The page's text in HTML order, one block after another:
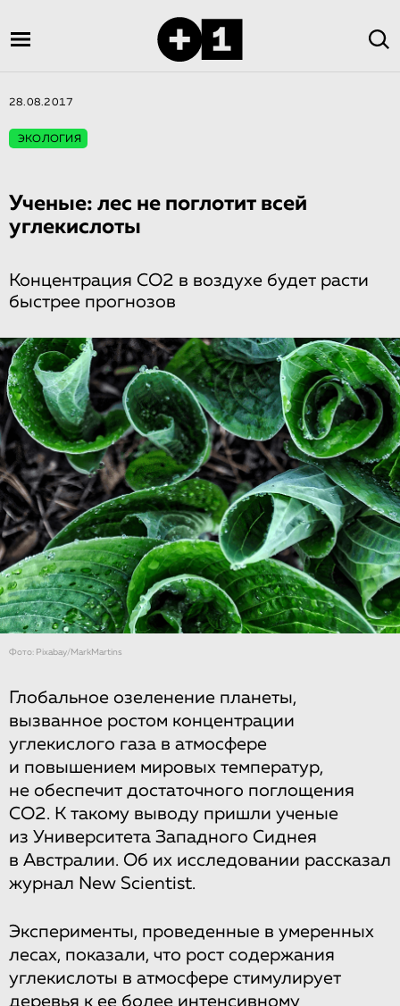
28.08.2017
ЭКОЛОГИЯ
Ученые: лес не поглотит всей
углекислоты
Концентрация CO2 в воздухе будет расти
быстрее прогнозов
Фото: Рixabay/MarkMartins
Глобальное озеленение планеты,
вызванное ростом концентрации
углекислого газа в атмосфере
и повышением мировых температур,
не обеспечит достаточного поглощения
СО2. К такому выводу пришли ученые
из Университета Западного Сиднея
в Австралии. Об их исследовании рассказал
журнал New Scientist.
Эксперименты, проведенные в умеренных
лесах, показали, что рост содержания
углекислоты в атмосфере стимулирует
деревья к ее более интенсивному